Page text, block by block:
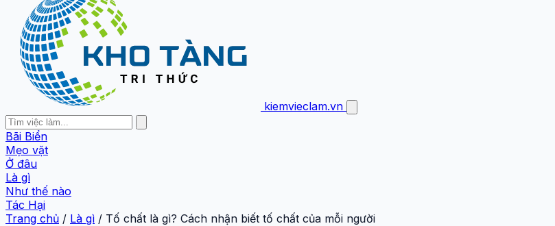
kiemvieclam.vn
Bãi Biển
Mẹo vặt
Ở đâu
Là gì
Như thế nào
Tác Hại
Trang chủ / Là gì / Tố chất là gì? Cách nhận biết tố chất của mỗi người